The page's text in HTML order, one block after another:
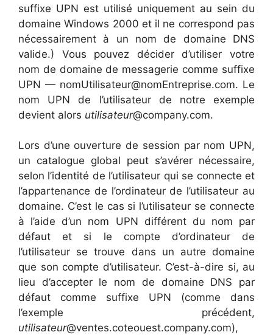
suffixe UPN est utilisé uniquement au sein du
domaine Windows 2000 et il ne correspond pas
nécessairement à un nom de domaine DNS
valide.) Vous pouvez décider d’utiliser votre
nom de domaine de messagerie comme suffixe
UPN — nomUtilisateur@nomEntreprise.com. Le
nom UPN de l’utilisateur de notre exemple
devient alors utilisateur@company.com.
Lors d’une ouverture de session par nom UPN,
un catalogue global peut s’avérer nécessaire,
selon l’identité de l’utilisateur qui se connecte et
l’appartenance de l’ordinateur de l’utilisateur au
domaine. C’est le cas si l’utilisateur se connecte
à l’aide d’un nom UPN différent du nom par
défaut et si le compte d’ordinateur de
l’utilisateur se trouve dans un autre domaine
que son compte d’utilisateur. C’est-à-dire si, au
lieu d’accepter le nom de domaine DNS par
défaut comme suffixe UPN (comme dans
l’exemple précédent,
utilisateur@ventes.coteouest.company.com),